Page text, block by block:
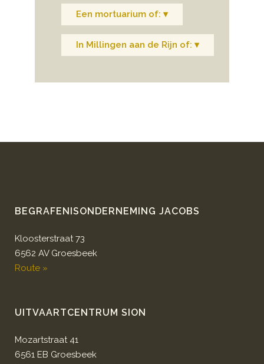
Een mortuarium of: ▾
In Millingen aan de Rijn of: ▾
BEGRAFENISONDERNEMING JACOBS
Kloosterstraat 73
6562 AV Groesbeek
Route »
UITVAARTCENTRUM SION
Mozartstraat 41
6561 EB Groesbeek